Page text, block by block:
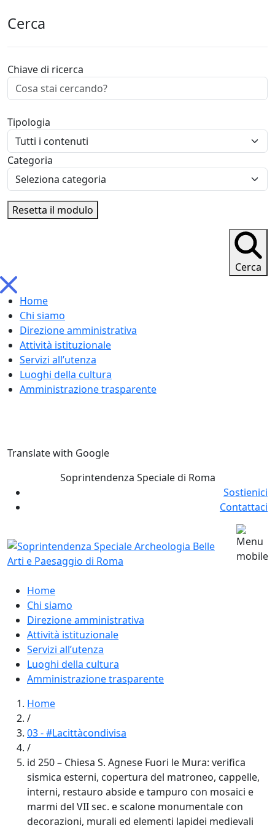
Cerca
Chiave di ricerca
Tipologia
Categoria
Resetta il modulo
Cerca
Home
Chi siamo
Direzione amministrativa
Attività istituzionale
Servizi all’utenza
Luoghi della cultura
Amministrazione trasparente
SkipTranslate with Google
Soprintendenza Speciale di Roma
Sostienici
Contattaci
Home
Chi siamo
Direzione amministrativa
Attività istituzionale
Servizi all’utenza
Luoghi della cultura
Amministrazione trasparente
Home
/
03 - #Lacittàcondivisa
/
id 250 – Chiesa S. Agnese Fuori le Mura: verifica
sismica esterni, copertura del matroneo, cappelle,
interni, restauro abside e tampuro con mosaici e
marmi del VII sec. e scalone monumentale con
decorazioni, murali ed elementi lapidei medievali